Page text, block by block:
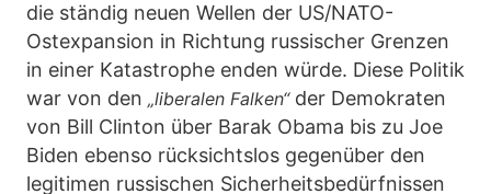
die ständig neuen Wellen der US/NATO-
Ostexpansion in Richtung russischer Grenzen
in einer Katastrophe enden würde. Diese Politik
war von den „liberalen Falken“der Demokraten
von Bill Clinton über Barak Obama bis zu Joe
Biden ebenso rücksichtslos gegenüber den
legitimen russischen Sicherheitsbedürfnissen